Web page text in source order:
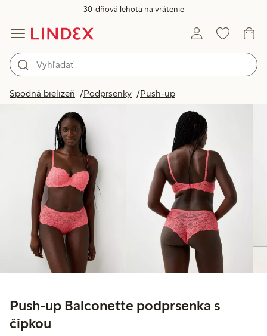
30-dňová lehota na vrátenie
Spodná bielizeň Podprsenky Push-up
Push-up Balconette podprsenka s
čipkou